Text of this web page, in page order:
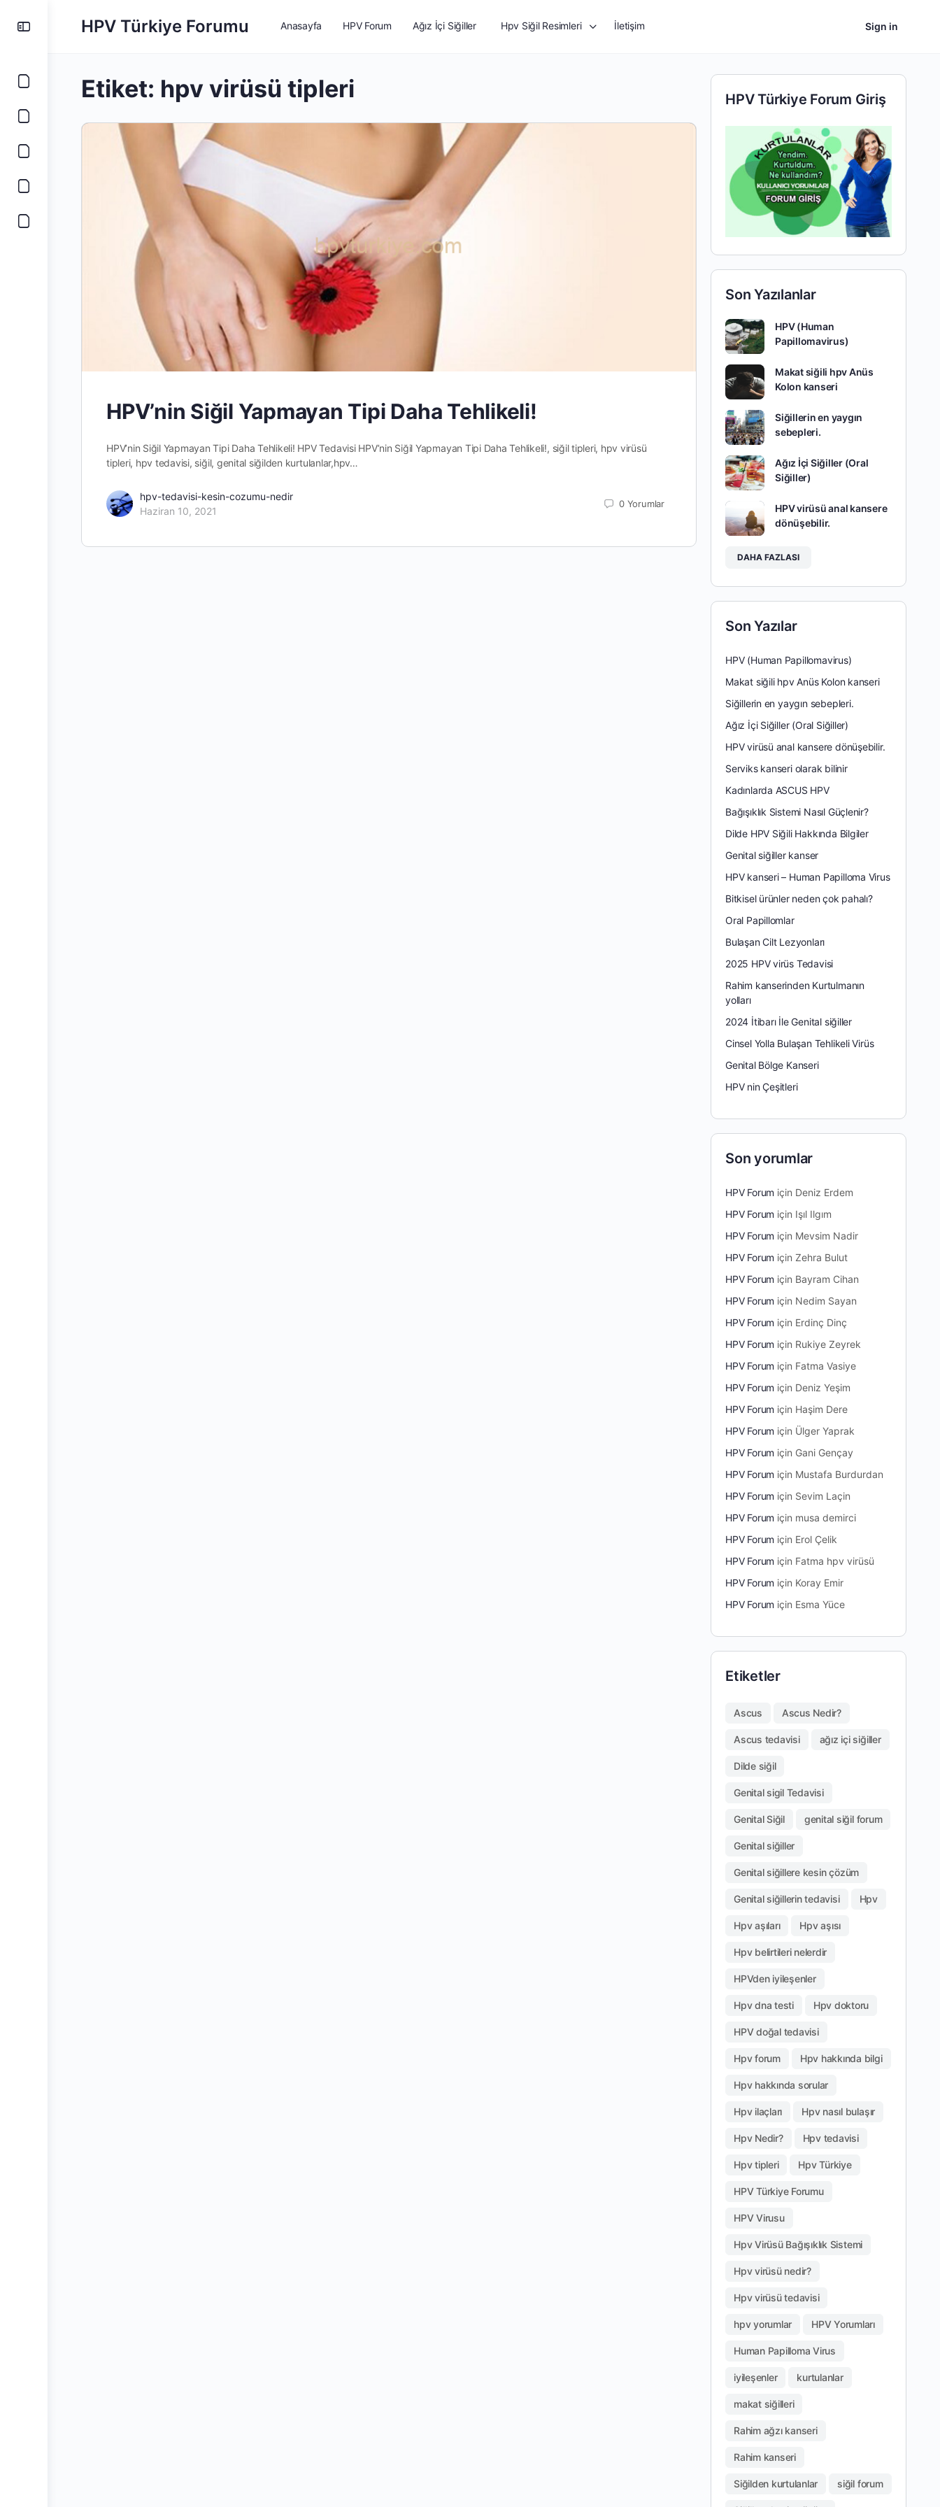
HPV Türkiye Forumu Anasayfa HPV Forum Ağız İçi Siğiller Hpv Siğil Resimleri İletişim Sign in
Etiket: hpv virüsü tipleri
HPV’nin Siğil Yapmayan Tipi Daha Tehlikeli!
HPV’nin Siğil Yapmayan Tipi Daha Tehlikeli! HPV Tedavisi HPV’nin Siğil Yapmayan Tipi Daha Tehlikeli!, siğil tipleri, hpv virüsü
tipleri, hpv tedavisi, siğil, genital siğilden kurtulanlar,hpv…
hpv-tedavisi-kesin-cozumu-nedir
Haziran 10, 2021
0 Yorumlar
HPV Türkiye Forum Giriş
Son Yazılanlar
HPV (Human
Papillomavirus)
Makat siğili hpv Anüs
Kolon kanseri
Siğillerin en yaygın
sebepleri.
Ağız İçi Siğiller (Oral
Siğiller)
HPV virüsü anal kansere
dönüşebilir.
DAHA FAZLASI
Son Yazılar
HPV (Human Papillomavirus)
Makat siğili hpv Anüs Kolon kanseri
Siğillerin en yaygın sebepleri.
Ağız İçi Siğiller (Oral Siğiller)
HPV virüsü anal kansere dönüşebilir.
Serviks kanseri olarak bilinir
Kadınlarda ASCUS HPV
Bağışıklık Sistemi Nasıl Güçlenir?
Dilde HPV Siğili Hakkında Bilgiler
Genital siğiller kanser
HPV kanseri – Human Papilloma Virus
Bitkisel ürünler neden çok pahalı?
Oral Papillomlar
Bulaşan Cilt Lezyonları
2025 HPV virüs Tedavisi
Rahim kanserinden Kurtulmanın
yolları
2024 İtibarı İle Genital siğiller
Cinsel Yolla Bulaşan Tehlikeli Virüs
Genital Bölge Kanseri
HPV nin Çeşitleri
Son yorumlar
HPV Forum için Deniz Erdem
HPV Forum için Işıl Ilgım
HPV Forum için Mevsim Nadir
HPV Forum içinZehra Bulut
HPV Forum için Bayram Cihan
HPV Forum için Nedim Sayan
HPV Forum için Erdinç Dinç
HPV Forum için Rukiye Zeyrek
HPV Forum için Fatma Vasiye
HPV Forum için Deniz Yeşim
HPV Forum için Haşim Dere
HPV Forum için Ülger Yaprak
HPV Forum için Gani Gençay
HPV Forum için Mustafa Burdurdan
HPV Forum için Sevim Laçin
HPV Forum için musa demirci
HPV Forum için Erol Çelik
HPV Forum için Fatma hpv virüsü
HPV Forum için Koray Emir
HPV Forum için Esma Yüce
Etiketler
Ascus Ascus Nedir?
Ascus tedavisi ağız içi siğiller
Dilde siğil
Genital sigil Tedavisi
Genital Siğil genital siğil forum
Genital siğiller
Genital siğillere kesin çözüm
Genital siğillerin tedavisi Hpv
Hpv aşıları Hpv aşısı
Hpv belirtileri nelerdir
HPVden iyileşenler
Hpv dna testi Hpv doktoru
HPV doğal tedavisi
Hpv forum Hpv hakkında bilgi
Hpv hakkında sorular
Hpv ilaçları Hpv nasıl bulaşır
Hpv Nedir? Hpv tedavisi
Hpv tipleri Hpv Türkiye
HPV Türkiye Forumu
HPV Virusu
Hpv Virüsü Bağışıklık Sistemi
Hpv virüsü nedir?
Hpv virüsü tedavisi
hpv yorumlar HPV Yorumları
Human Papilloma Virus
iyileşenler kurtulanlar
makat siğilleri
Rahim ağzı kanseri
Rahim kanseri
Siğilden kurtulanlar siğil forum